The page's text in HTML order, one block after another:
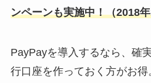
ンペーンも実施中！（2018
PayPayを導入するなら、確
行口座を作っておく方がお